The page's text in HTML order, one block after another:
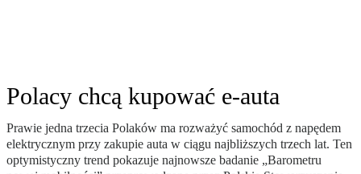
Polacy chcą kupować e-auta
Prawie jedna trzecia Polaków ma rozważyć samochód z napędem
elektrycznym przy zakupie auta w ciągu najbliższych trzech lat. Ten
optymistyczny trend pokazuje najnowsze badanie „Barometru